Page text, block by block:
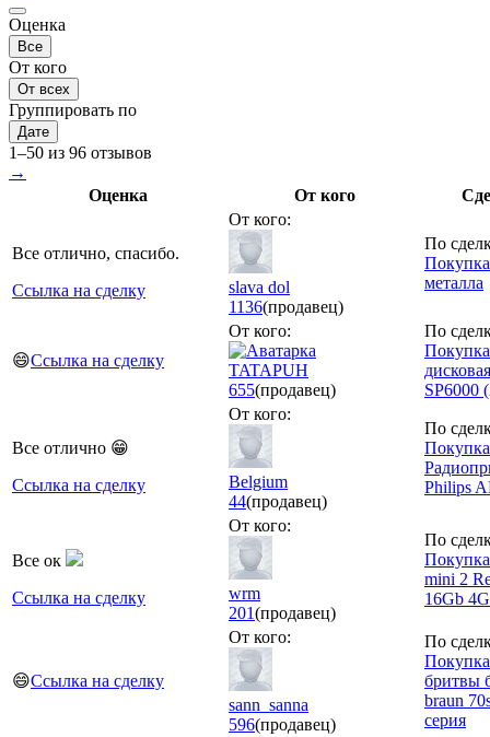
Оценка
Все
От кого
От всех
Группировать по
Дате
1–50 из 96 отзывов
→
Оценка
От кого
Все отлично, спасибо.
Ссылка на сделку
От кого:
slava dol
1136(продавец)
По
металла
😄Ссылка на сделку
От кого:
TATAPUH
655(продавец)
По
SP6000
Все отлично 😁
Ссылка на сделку
От кого:
Belgium
44(продавец)
По
Philips
Все ок
Ссылка на сделку
От кого:
wrm
201(продавец)
По
mini 2
16Gb 4G
😄Ссылка на сделку
От кого:
sann_sanna
596(продавец)
По
бритвы
braun
серия